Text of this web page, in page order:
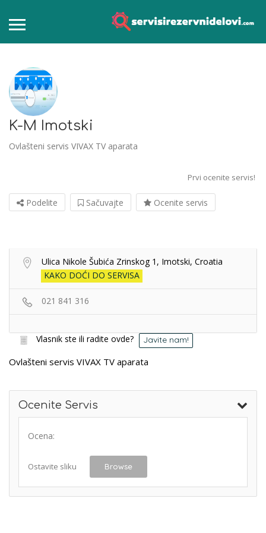
K-M Imotski
Ovlašteni servis VIVAX TV aparata
Prvi ocenite servis!
Podelite Sačuvajte Ocenite servis
Ulica Nikole Šubića Zrinskog 1, Imotski, Croatia
KAKO DOĆI DO SERVISA
021 841 316
Vlasnik ste ili radite ovde? Javite nam!
Ovlašteni servis VIVAX TV aparata
Ocenite Servis
Ocena:
Ostavite sliku Browse